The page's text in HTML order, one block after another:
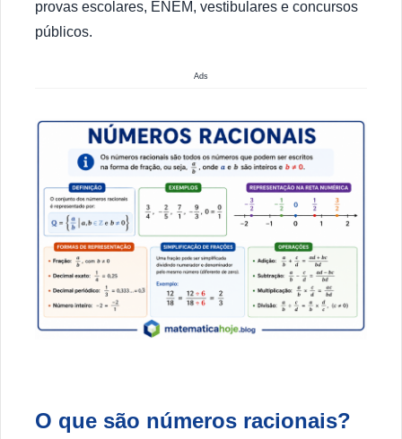
provas escolares, ENEM, vestibulares e concursos
públicos.
Ads
O que são números racionais?